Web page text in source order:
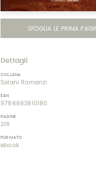
SFOGLIA LE PRIMA
Dettagli
COLLANA
Salani Romanzi
EAN
9788893810180
PAGINE
216
FORMATO
ebook